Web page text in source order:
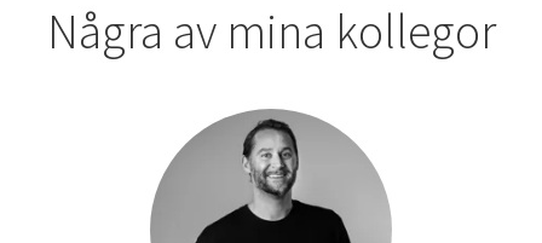
Några av mina kollegor